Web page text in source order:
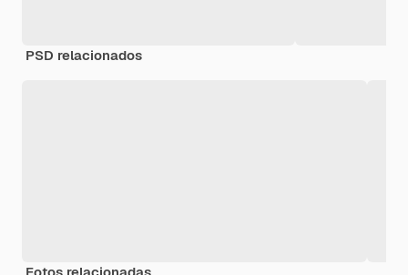
PSD relacionados